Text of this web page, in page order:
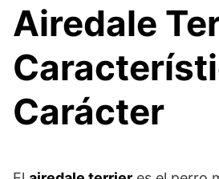
Airedale
Carácter